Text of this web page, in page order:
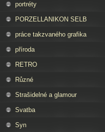
portréty
PORZELLANIKON SELB
práce takzvaného grafika
příroda
RETRO
Různé
Strašidelné a glamour
Svatba
Syn